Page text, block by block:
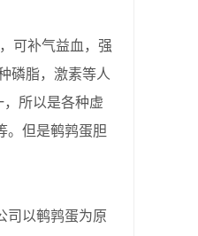
可补气益血，强
磷脂，激素等人
所以是各种虚
。但是鹌鹑蛋胆
司以鹌鹑蛋为原